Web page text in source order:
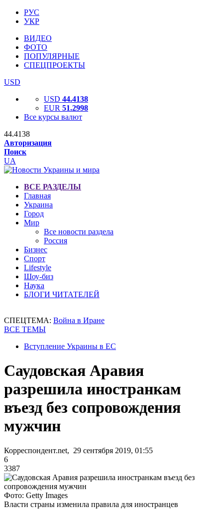
РУС
УКР
ВИДЕО
ФОТО
ПОПУЛЯРНЫЕ
СПЕЦПРОЕКТЫ
USD
USD 44.4138
EUR 51.2998
Все курсы валют
44.4138
Авторизация
Поиск
UA
ВСЕ РАЗДЕЛЫ
Главная
Украина
Город
Мир
Все новости раздела
Россия
Бизнес
Спорт
Lifestyle
Шоу-биз
Наука
БЛОГИ ЧИТАТЕЛЕЙ
СПЕЦТЕМА: Война в Иране
ВСЕ ТЕМЫ
Вступление Украины в ЕС
Саудовская Аравия
разрешила иностранкам
въезд без сопровождения
мужчин
Корреспондент.net, 29 сентября 2019, 01:55
6
3387
Фото: Getty Images
Власти страны изменила правила для иностранцев